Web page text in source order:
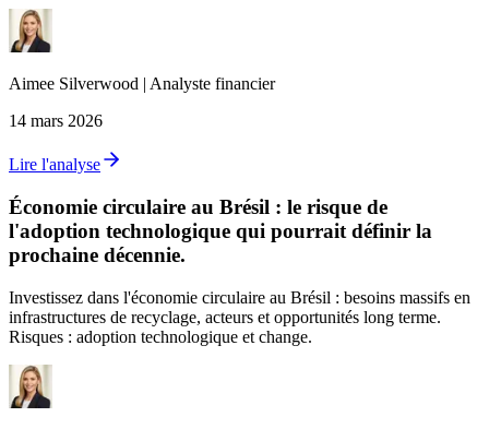
Aimee Silverwood | Analyste financier
14 mars 2026
Lire l'analyse
Économie circulaire au Brésil : le risque de
l'adoption technologique qui pourrait définir la
prochaine décennie.
Investissez dans l'économie circulaire au Brésil : besoins massifs en
infrastructures de recyclage, acteurs et opportunités long terme.
Risques : adoption technologique et change.